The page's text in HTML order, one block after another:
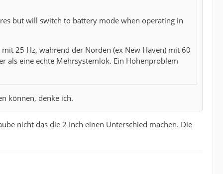
but will switch to battery mode when operating in
25 Hz, während der Norden (ex New Haven) mit 60
als eine echte Mehrsystemlok. Ein Höhenproblem
können, denke ich.
nicht das die 2 Inch einen Unterschied machen. Die